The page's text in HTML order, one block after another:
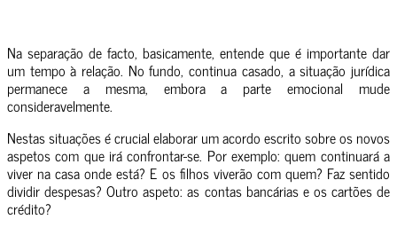
Na separação de facto, basicamente, entende que é importante dar
um tempo à relação. No fundo, continua casado, a situação jurídica
permanece a mesma, embora a parte emocional mude
consideravelmente.
Nestas situações é crucial elaborar um acordo escrito sobre os novos
aspetos com que irá confrontar-se. Por exemplo: quem continuará a
viver na casa onde está? E os filhos viverão com quem? Faz sentido
dividir despesas? Outro aspeto: as contas bancárias e os cartões de
crédito?